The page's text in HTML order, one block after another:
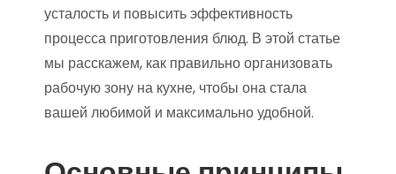
усталость и повысить эффективность
процесса приготовления блюд. В этой статье
мы расскажем, как правильно организовать
рабочую зону на кухне, чтобы она стала
вашей любимой и максимально удобной.